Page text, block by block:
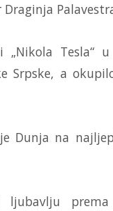
Tesla“
Srpske, a
Dunja na
prema